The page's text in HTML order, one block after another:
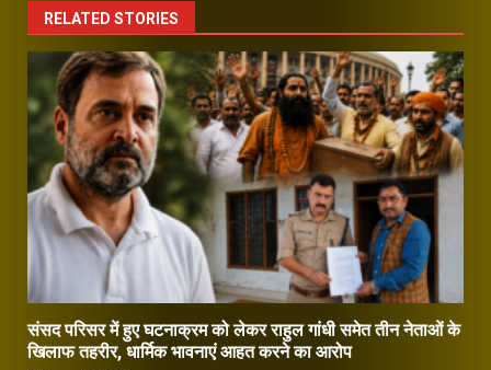
RELATED STORIES
संसद परिसर में हुए घटनाक्रम को लेकर राहुल गांधी समेत तीन नेताओं के
खिलाफ तहरीर, धार्मिक भावनाएं आहत करने का आरोप